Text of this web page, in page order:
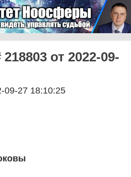
Ноосферы
от 2022-09-
09-27 18:10:25